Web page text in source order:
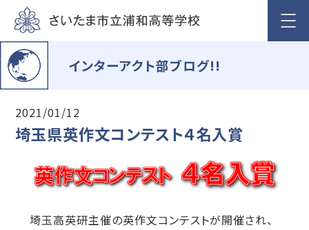
インターアクト部ブログ!!
2021/01/12
埼玉県英作文コンテスト４名入賞
埼玉高英研主催の英作文コンテストが開催され、